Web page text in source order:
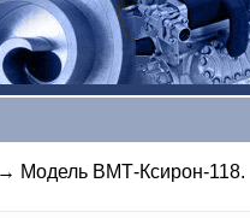
→ Модель ВМТ-Ксирон-118.